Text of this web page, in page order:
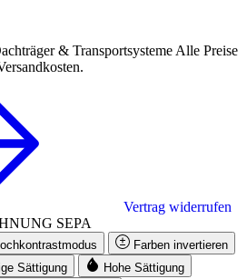
& Transportsysteme Alle Preise
Vertrag widerrufen
SEPA
Farben invertieren
Sättigung Hohe Sättigung